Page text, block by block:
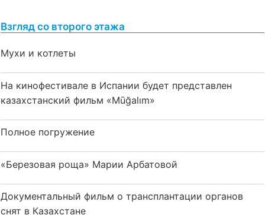
Взгляд со второго этажа
Мухи и котлеты
На кинофестивале в Испании будет представлен
казахстанский фильм «Mūğalım»
Полное погружение
«Березовая роща» Марии Арбатовой
Документальный фильм о трансплантации органов
снят в Казахстане